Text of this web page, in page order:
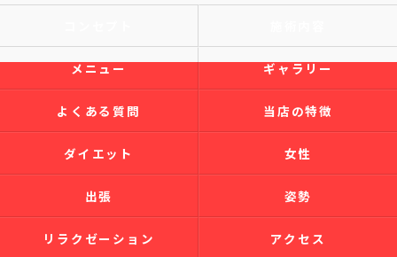
メニュー ギャラリー
よくある質問 当店の特徴
ダイエット 女性
出張 姿勢
リラクゼーション アクセス